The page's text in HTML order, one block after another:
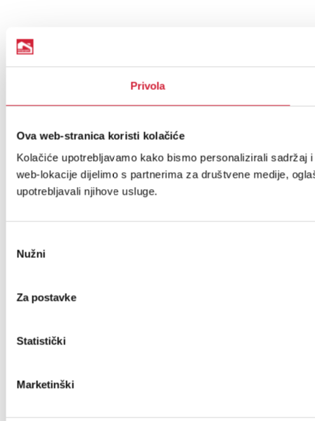
Privola
Ova web-stranica koristi kolačiće
Kolačiće upotrebljavamo kako bismo personalizirali
web-lokacije dijelimo s partnerima za društvene medije,
upotrebljavali njihove usluge.
pristanka
Nužni
Za postavke
Statistički
Marketinški